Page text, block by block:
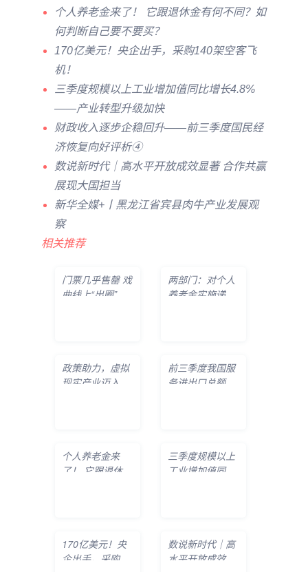
个人养老金来了！ 它跟退休金有何不同？如
何判断自己要不要买？
170亿美元！央企出手，采购140架空客飞
机！
三季度规模以上工业增加值同比增长4.8%
——产业转型升级加快
财政收入逐步企稳回升——前三季度国民经
济恢复向好评析④
数说新时代｜高水平开放成效显著 合作共赢
展现大国担当
新华全媒+丨黑龙江省宾县肉牛产业发展观
察
相关推荐
门票几乎售罄 戏
曲线上“出圈”线
两部门：对个人
养老金实施递延
政策助力，虚拟
现实产业迈入融
前三季度我国服
务进出口总额同
个人养老金来
了！ 它跟退休金
三季度规模以上
工业增加值同比
170亿美元！央
企出手，采购
数说新时代｜高
水平开放成效显